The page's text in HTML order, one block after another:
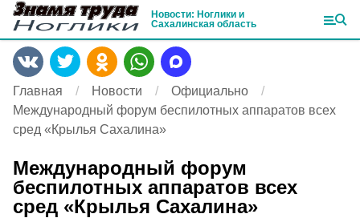
Новости: Ноглики и
Сахалинская область
Главная Новости
Официально
Международный форум беспилотных аппаратов всех
сред «Крылья Сахалина»
Международный форум
беспилотных аппаратов всех
сред «Крылья Сахалина»